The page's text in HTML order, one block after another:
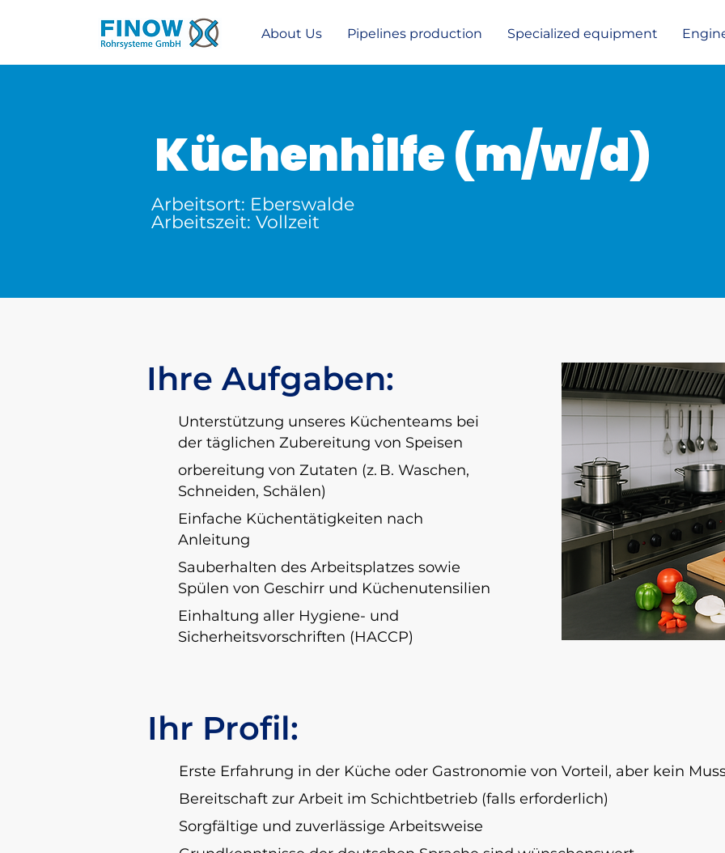
About Us Pipelines production Specialized equipment
Küchenhilfe (m/w/d)
Arbeitsort: Eberswalde
Arbeitszeit: Vollzeit
Ihre Aufgaben:
Unterstützung unseres Küchenteams bei
der täglichen Zubereitung von Speisen
orbereitung von Zutaten (z. B. Waschen,
Schneiden, Schälen)
Einfache Küchentätigkeiten nach
Anleitung
Sauberhalten des Arbeitsplatzes sowie
Spülen von Geschirr und Küchenutensilien
Einhaltung aller Hygiene- und
Sicherheitsvorschriften (HACCP)
Ihr Profil:
Erste Erfahrung in der Küche oder Gastronomie von Vorteil, aber kein
Bereitschaft zur Arbeit im Schichtbetrieb (falls erforderlich)
Sorgfältige und zuverlässige Arbeitsweise